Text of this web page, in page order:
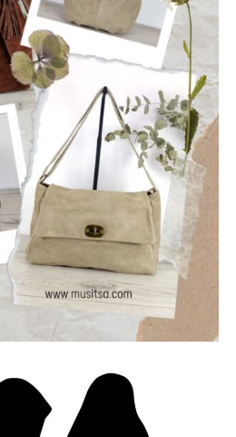
Με ήχο που ισορροπεί
ροκ, τον ελληνικό στίχο και την
οι Ρωγμές δημιουργούν
κοινωνία, τις εσωτερικές μάχες
Ανδρεόπουλος Αντώνης –
Δημήτρης – Κιθάρα, Νικολάου
Γρηγόρης – Τύμπανα.